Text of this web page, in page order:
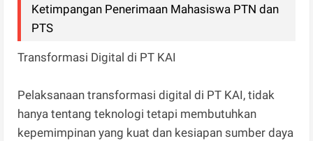
Ketimpangan Penerimaan Mahasiswa PTN dan
PTS
Transformasi Digital di PT KAI
Pelaksanaan transformasi digital di PT KAI, tidak
hanya tentang teknologi tetapi membutuhkan
kepemimpinan yang kuat dan kesiapan sumber daya